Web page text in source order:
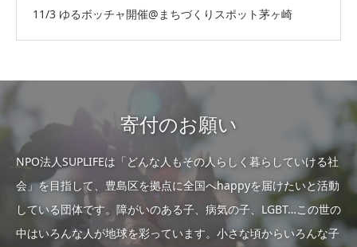
11/3 ゆるボッチャ開催@まちづくりスポット茅ヶ崎
寄付のお願い
NPO法人SUPLIFEは「どんな人もその人らしく暮らしていける社
会」を目指して、豊島区を拠点に全国へhappyを届けたいと活動
している団体です。障がいのある子、病気の子、LGBT…この世の
中はいろんな人が地球を彩っています。小さな頃からいろんな子